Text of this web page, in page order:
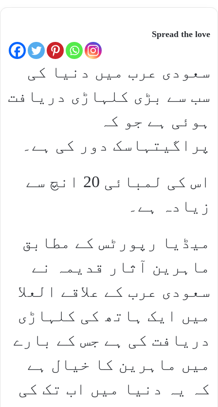
Spread the love
سعودی عرب میں دنیا کی
سب سے بڑی کلہاڑی دریافت
ہوئی ہے جو کہ
پراگیتہاسک دور کی ہے۔
اس کی لمبائی 20 انچ سے
زیادہ ہے۔
میڈیا رپورٹس کے مطابق
ماہرین آثار قدیمہ نے
سعودی عرب کے علاقے العلا
میں ایک ہاتھ کی کلہاڑی
دریافت کی ہے جس کے بارے
میں ماہرین کا خیال ہے
کہ یہ دنیا میں اب تک کی